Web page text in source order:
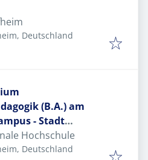
Deutschland
(B.A.) am
- Stadt
Hochschule
Deutschland